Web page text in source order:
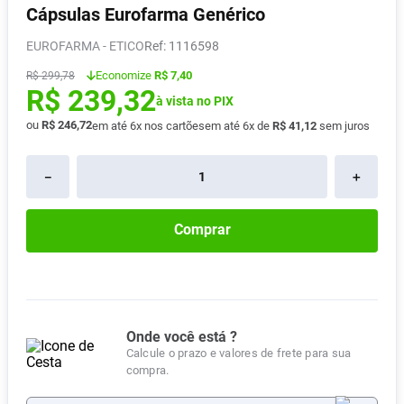
Cápsulas Eurofarma Genérico
EUROFARMA - ETICO : 1116598
R$ 299,78 Economize R$ 7,40
R$ 239,32à vista no PIX
ou R$ 246,72em até 6x nos cartõesem até 6x de R$ 41 ,12 sem juros
＋
－
Comprar
Onde você está ?
Calcule o prazo e valores de frete para sua
compra.
8º Vitamina D
9º Absorvente
10º Lavitan